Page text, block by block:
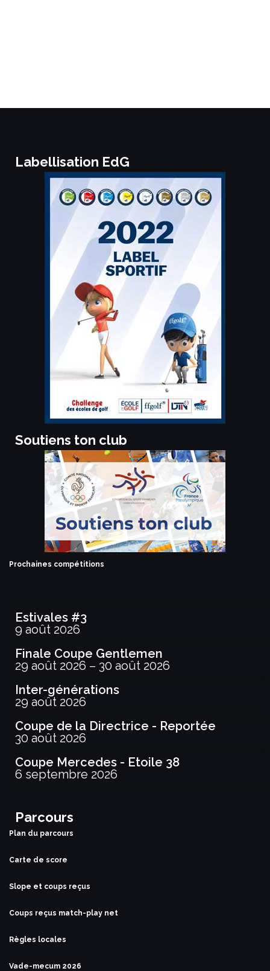
Labellisation EdG
Soutiens ton club
Prochaines compétitions
Estivales #3
9 août 2026
Finale Coupe Gentlemen
29 août 2026 – 30 août 2026
Inter-générations
29 août 2026
Coupe de la Directrice - Reportée
30 août 2026
Coupe Mercedes - Etoile 38
6 septembre 2026
Parcours
Plan du parcours
Carte de score
Slope et coups reçus
Coups reçus match-play net
Règles locales
Vade-mecum 2026